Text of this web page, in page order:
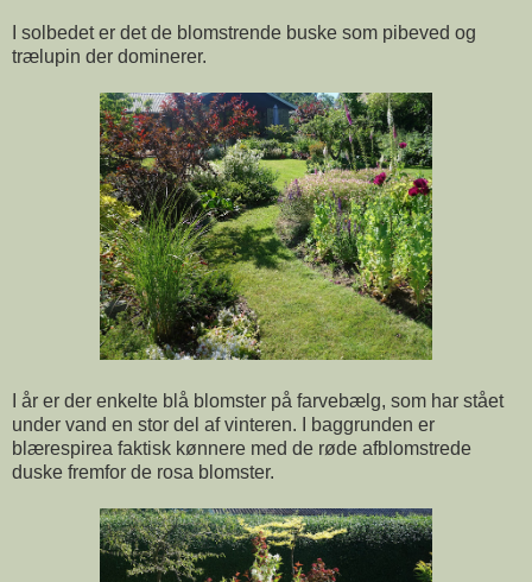
I solbedet er det de blomstrende buske som pibeved og
trælupin der dominerer.
I år er der enkelte blå blomster på farvebælg, som har stået
under vand en stor del af vinteren. I baggrunden er
blærespirea faktisk kønnere med de røde afblomstrede
duske fremfor de rosa blomster.